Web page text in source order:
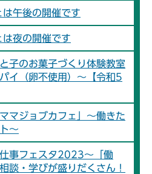
午後の開催です
夜の開催です
子のお菓子づくり体験教室
イ（卵不使用）～【令和5
マジョブカフェ」～働きた
～
仕事フェスタ2023～「働
談・学びが盛りだくさん！